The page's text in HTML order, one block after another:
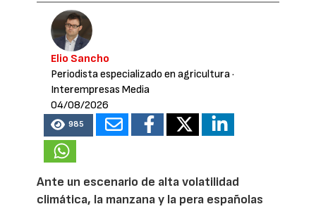
Elio Sancho
Periodista especializado en agricultura·
Interempresas Media
04/08/2026
985
Ante un escenario de alta volatilidad
climática, la manzana y la pera españolas